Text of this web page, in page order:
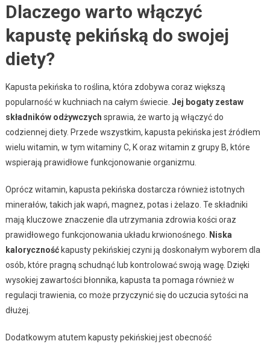
Dlaczego warto włączyć
kapustę pekińską do swojej
diety?
Kapusta pekińska to roślina, która zdobywa coraz większą
popularność w kuchniach na całym świecie. Jej bogaty zestaw
składników odżywczych sprawia, że warto ją włączyć do
codziennej diety. Przede wszystkim, kapusta pekińska jest źródłem
wielu witamin, w tym witaminy C, K oraz witamin z grupy B, które
wspierają prawidłowe funkcjonowanie organizmu.
Oprócz witamin, kapusta pekińska dostarcza również istotnych
minerałów, takich jak wapń, magnez, potas i żelazo. Te składniki
mają kluczowe znaczenie dla utrzymania zdrowia kości oraz
prawidłowego funkcjonowania układu krwionośnego. Niska
kalorycznośćkapusty pekińskiej czyni ją doskonałym wyborem dla
osób, które pragną schudnąć lub kontrolować swoją wagę. Dzięki
wysokiej zawartości błonnika, kapusta ta pomaga również w
regulacji trawienia, co może przyczynić się do uczucia sytości na
dłużej.
Dodatkowym atutem kapusty pekińskiej jest obecność